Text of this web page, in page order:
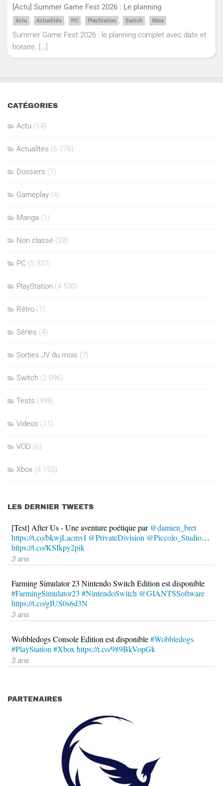
[Actu] Summer Game Fest 2026 : Le planning
Actu , Actualités , PC , PlayStation , Switch , Xbox
Summer Game Fest 2026 : le planning complet avec date et
horaire. […]
CATÉGORIES
Actu (14)
Actualités (6 776)
Dossiers (7)
Gameplay (4)
Manga (1)
Non classé (28)
PC (5 337)
PlayStation (4 530)
Rétro (1)
Séries (4)
Sorties JV du mois (7)
Switch (2 096)
Tests (498)
Videos (11)
VOD (6)
Xbox (4 155)
LES DERNIER TWEETS
[Test] After Us - Une aventure poétique par @damien_bret
https://t.co/bkwjLacmvI @PrivateDivision @Piccolo_Studio…
https://t.co/KSIkpy2pik
3 ans
Farming Simulator 23 Nintendo Switch Edition est disponible
#FarmingSimulator23 #NintendoSwitch @GIANTSSoftware
https://t.co/gIUS0s6d3N
3 ans
Wobbledogs Console Edition est disponible#Wobbledogs
#PlayStation #Xbox https://t.co/989BkVopGk
3 ans
PARTENAIRES